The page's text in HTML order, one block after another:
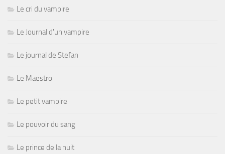
Le cri du vampire
Le Journal d'un vampire
Le journal de Stefan
Le Maestro
Le petit vampire
Le pouvoir du sang
Le prince de la nuit